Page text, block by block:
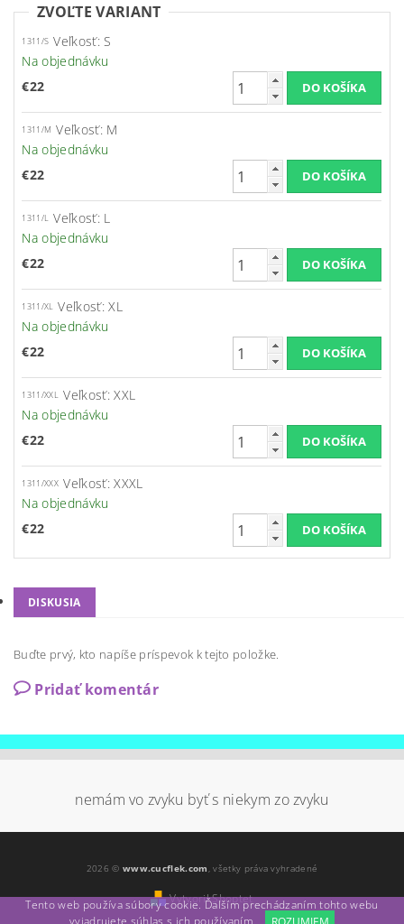
ZVOĽTE VARIANT
1311/S Veľkosť: S
Na objednávku
€22
1311/M Veľkosť: M
Na objednávku
€22
1311/L Veľkosť: L
Na objednávku
€22
1311/XL Veľkosť: XL
Na objednávku
€22
1311/XXL Veľkosť: XXL
Na objednávku
€22
1311/XXX Veľkosť: XXXL
Na objednávku
€22
DISKUSIA
Buďte prvý, kto napíše príspevok k tejto položke.
Pridať komentár
nemám vo zvyku byť s niekym zo zvyku
2026 © www.cucflek.com, všetky práva vyhradené
Vytvoril Shoptet
Tento web používa súbory cookie. Ďalším prechádzaním tohto webu